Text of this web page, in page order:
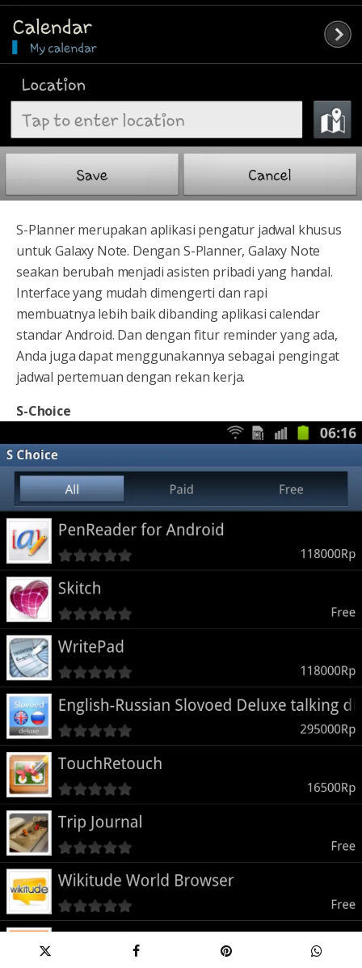
S-Planner merupakan aplikasi pengatur jadwal khusus
untuk Galaxy Note. Dengan S-Planner, Galaxy Note
seakan berubah menjadi asisten pribadi yang handal.
Interface yang mudah dimengerti dan rapi
membuatnya lebih baik dibanding aplikasi calendar
standar Android. Dan dengan fitur reminder yang ada,
Anda juga dapat menggunakannya sebagai pengingat
jadwal pertemuan dengan rekan kerja.
S-Choice